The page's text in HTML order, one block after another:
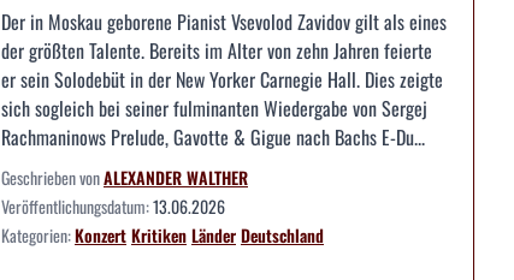
Der in Moskau geborene Pianist Vsevolod Zavidov gilt als eines
der größten Talente. Bereits im Alter von zehn Jahren feierte
er sein Solodebüt in der New Yorker Carnegie Hall. Dies zeigte
sich sogleich bei seiner fulminanten Wiedergabe von Sergej
Rachmaninows Prelude, Gavotte & Gigue nach Bachs E-Du...
Geschrieben vonALEXANDER WALTHER
Veröffentlichungsdatum:13.06.2026
Kategorien:KonzertKritikenLänderDeutschland